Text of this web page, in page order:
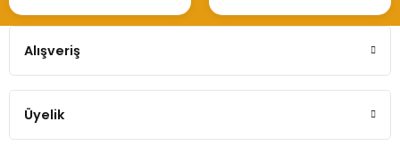
Alışveriş
Üyelik